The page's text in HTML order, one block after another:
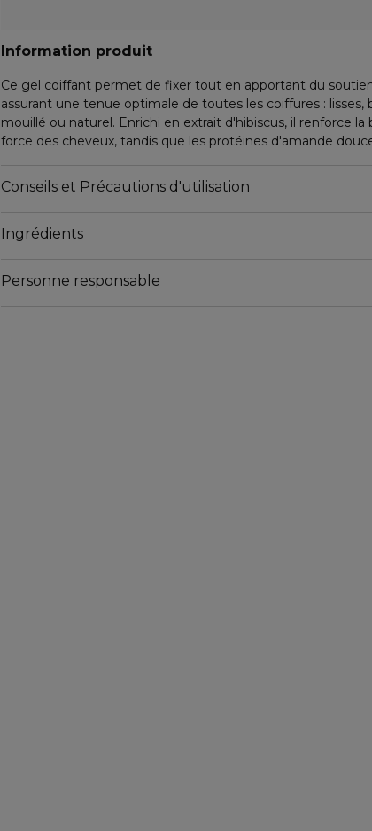
Information produit
Ce gel coiffant permet de fixer tout en apportant du
assurant une tenue optimale de toutes les coiffures : lisses,
mouillé ou naturel. Enrichi en extrait d'hibiscus, il renforce la
force des cheveux, tandis que les protéines d'amande
grasse et sans alcool ne dessèche pas la fibre capillaire et ne
résidus dans les cheveux. Le gel s'élimine facilement au
Conseils et Précautions d'utilisation
Ingrédients
Personne responsable